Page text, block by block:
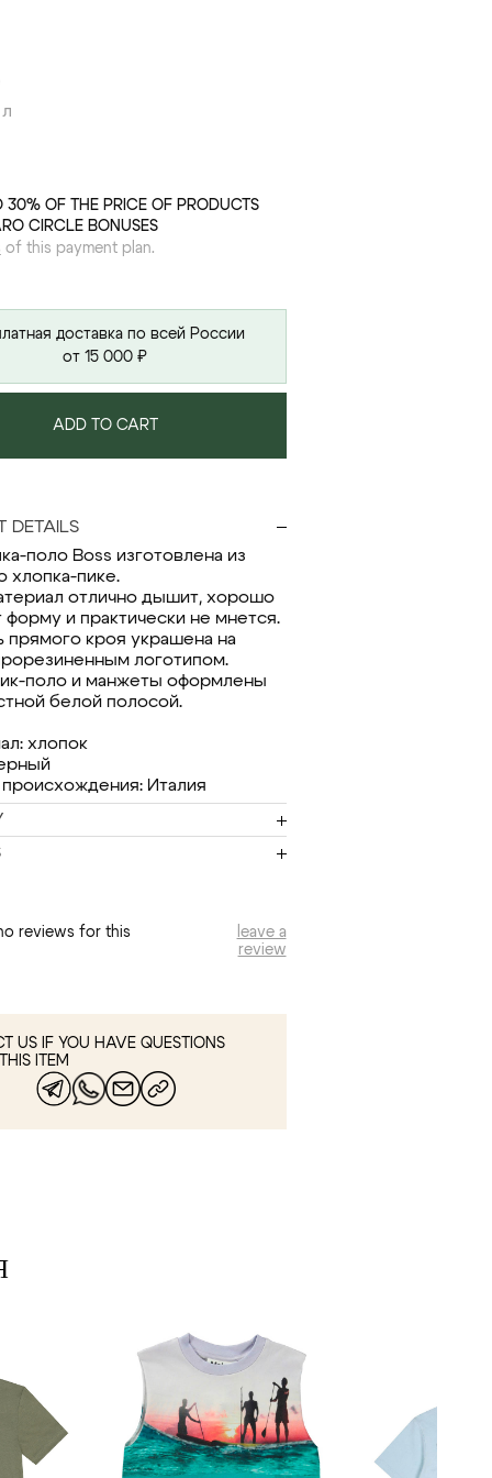
30% OF THE PRICE OF PRODUCTS
CIRCLE BONUSES
of this payment plan.
доставка по всей России
от 15 000 ₽
ADD TO CART
DETAILS
поло Boss изготовлена из
хлопка-пике.
отлично дышит, хорошо
и практически не мнется.
прямого кроя украшена на
логотипом.
поло и манжеты оформлены
белой полосой.
хлопок
Италия
no reviews for this
leave a
review
US IF YOU HAVE QUESTIONS
ITEM